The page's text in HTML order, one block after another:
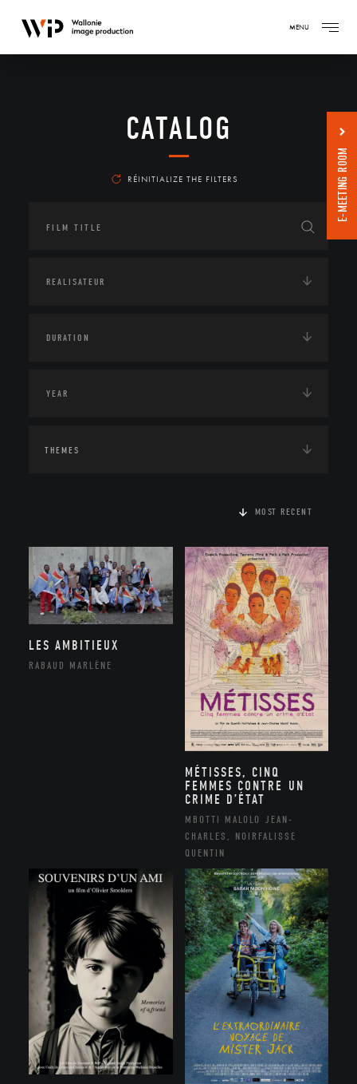
MENU
CATALOG
RÉINITIALIZE THE FILTERS
THEMES
MOST RECENT
LES AMBITIEUX
RABAUD MARLÈNE
MÉTISSES, CINQ
FEMMES CONTRE UN
CRIME D’ÉTAT
MBOTTI MALOLO JEAN-
CHARLES, NOIRFALISSE
QUENTIN
E-MEETING ROOM